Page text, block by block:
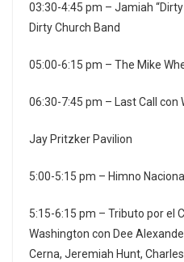
03:30-4:45 pm – Jamiah
Dirty Church Band
05:00-6:15 pm – The Mike
06:30-7:45 pm – Last Call con
Jay Pritzker Pavilion
5:00-5:15 pm – Himno Nacional
5:15-6:15 pm – Tributo por el
Washington con Dee
Cerna, Jeremiah Hunt,